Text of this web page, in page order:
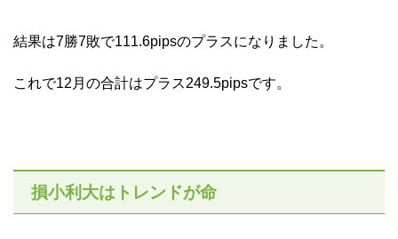
結果は7勝7敗で111.6pipsのプラスになりました。
これで12月の合計はプラス249.5pipsです。
損小利大はトレンドが命